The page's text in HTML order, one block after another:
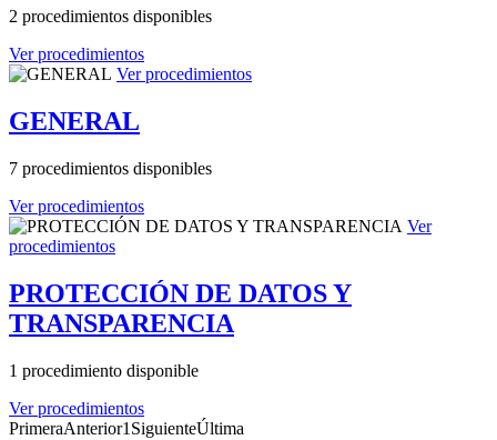
2 procedimientos disponibles
Ver procedimientos
Ver procedimientos
GENERAL
7 procedimientos disponibles
Ver procedimientos
Ver
procedimientos
PROTECCIÓN DE DATOS Y
TRANSPARENCIA
1 procedimiento disponible
Ver procedimientos
PrimeraAnterior1 SiguienteÚltima